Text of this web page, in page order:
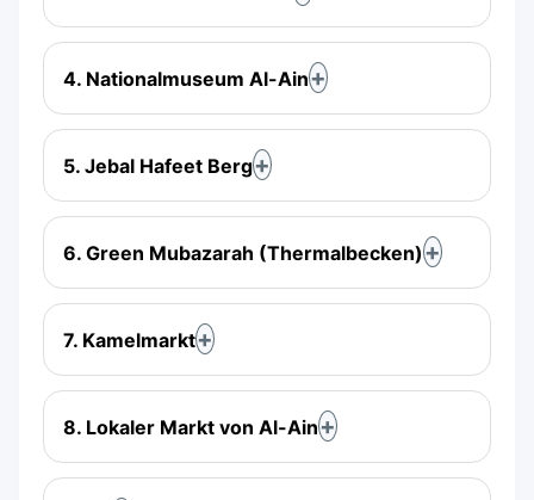
4. Nationalmuseum Al-Ain
5. Jebal Hafeet Berg
6. Green Mubazarah (Thermalbecken)
7. Kamelmarkt
8. Lokaler Markt von Al-Ain